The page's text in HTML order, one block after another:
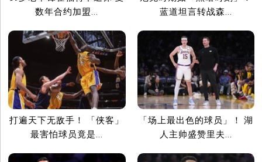
数年合约加盟...
蓝道坦言转战森...
打遍天下无敌手！ 「侠客」
最害怕球员竟是...
「场上最出色的球员」！ 湖
人主帅盛赞里夫...